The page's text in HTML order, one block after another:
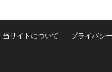
当サイトについて プライバシ